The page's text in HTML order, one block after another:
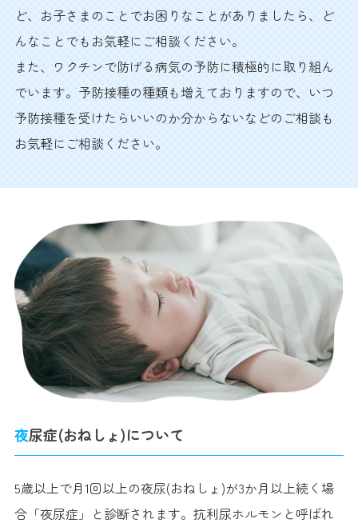
ど、お子さまのことでお困りなことがありましたら、ど
んなことでもお気軽にご相談ください。
また、ワクチンで防げる病気の予防に積極的に取り組ん
でいます。予防接種の種類も増えておりますので、いつ
予防接種を受けたらいいのか分からないなどのご相談も
お気軽にご相談ください。
夜尿症(おねしょ)について
5歳以上で月1回以上の夜尿(おねしょ)が3か月以上続く場
合「夜尿症」と診断されます。抗利尿ホルモンと呼ばれ